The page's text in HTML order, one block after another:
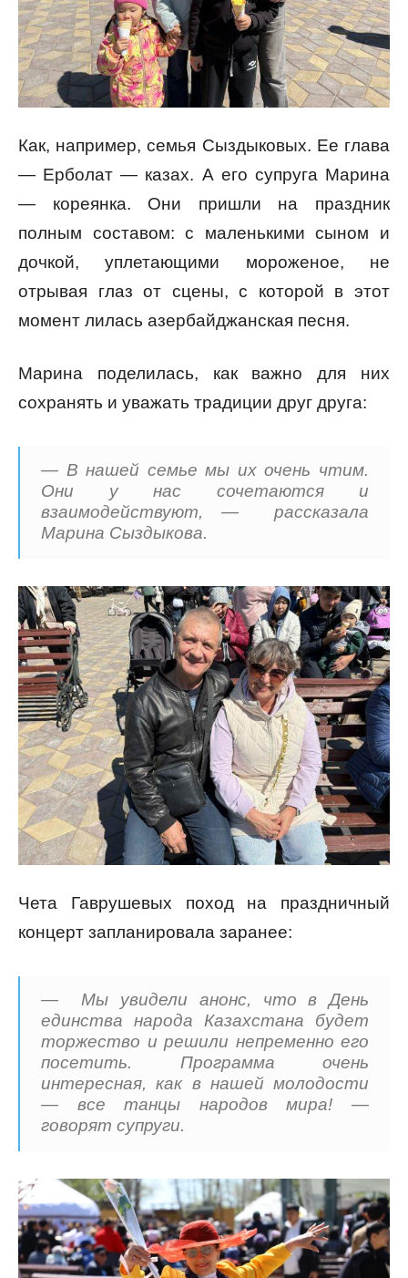
Как, например, семья Сыздыковых. Ее глава
— Ерболат — казах. А его супруга Марина
— кореянка. Они пришли на праздник
полным составом: с маленькими сыном и
дочкой, уплетающими мороженое, не
отрывая глаз от сцены, с которой в этот
момент лилась азербайджанская песня.
Марина поделилась, как важно для них
сохранять и уважать традиции друг друга:
— ⁠В нашей семье мы их очень чтим.
Они у нас сочетаются и
взаимодействуют, — рассказала
Марина Сыздыкова.
Чета Гаврушевых поход на праздничный
концерт запланировала заранее:
— Мы увидели анонс, что в День
единства народа Казахстана будет
торжество и решили непременно его
посетить. Программа очень
интересная, как в нашей молодости
— все танцы народов мира! —
говорят супруги.